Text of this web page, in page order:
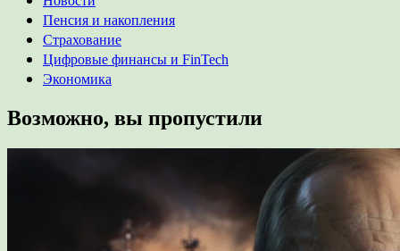
Пенсия и накопления
Страхование
Цифровые финансы и FinTech
Экономика
Возможно, вы пропустили